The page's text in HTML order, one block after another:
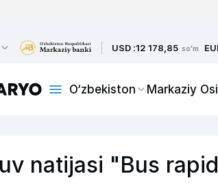
USD :12 178,85 so'm
O‘zbekiston Markaziy
natijasi "Bus